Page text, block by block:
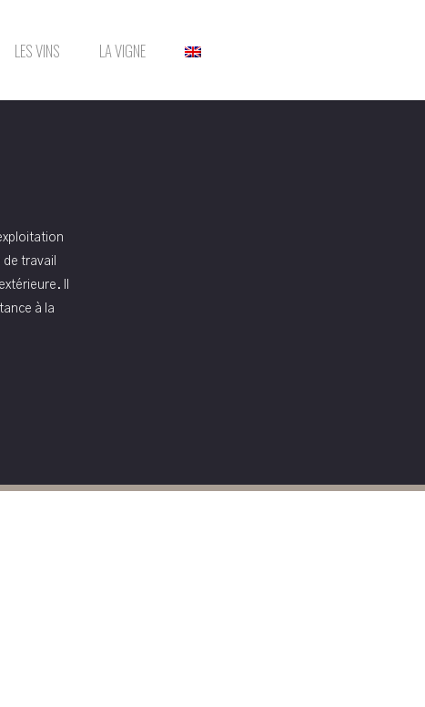
LES VINS LA VIGNE
travail
Il
à la